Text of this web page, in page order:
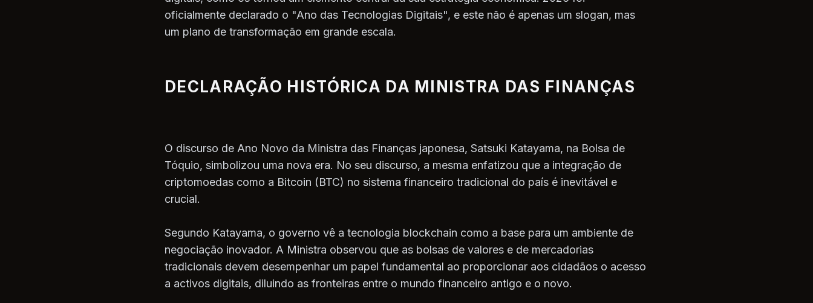
oficialmente declarado o "Ano das Tecnologias Digitais", e este não é apenas um slogan, mas
um plano de transformação em grande escala.
DECLARAÇÃO HISTÓRICA DA MINISTRA DAS FINANÇAS
O discurso de Ano Novo da Ministra das Finanças japonesa, Satsuki Katayama, na Bolsa de
Tóquio, simbolizou uma nova era. No seu discurso, a mesma enfatizou que a integração de
criptomoedas como a Bitcoin (BTC) no sistema financeiro tradicional do país é inevitável e
crucial.
Segundo Katayama, o governo vê a tecnologia blockchain como a base para um ambiente de
negociação inovador. A Ministra observou que as bolsas de valores e de mercadorias
tradicionais devem desempenhar um papel fundamental ao proporcionar aos cidadãos o acesso
a activos digitais, diluindo as fronteiras entre o mundo financeiro antigo e o novo.